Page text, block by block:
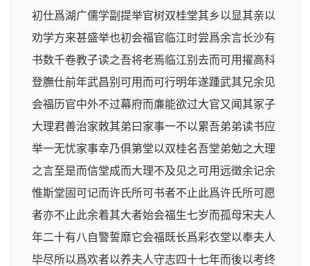
初仕爲湖广儒学副提举官树双桂堂其乡以显其亲以
劝学方来甚盛举也初会福官临江时尝爲余言长沙有
书数千卷教子读之吾将老焉临江别去而可用擢高科
登膴仕前年武昌别可用而可行明年遂踵武其兄余见
会福历官中外不过幕府而亷能欲过大官又闻其冢子
大理君善治家敇其弟曰家事一不以累吾弟弟读书应
举一无忧家事幸乃俱第堂以双桂名吾堂弟勉之大理
之言至是而信堂成而大理不及见之可用远徵余记余
惟斯堂固可记而许氏所可书者不止此爲许氏所可愿
者亦不止此余着其大者始会福生七岁而孤母宋夫人
年二十有八自警誓靡它会福既长爲彩衣堂以奉夫人
毕尽所以爲欢者以养夫人守志四十七年而後以考终